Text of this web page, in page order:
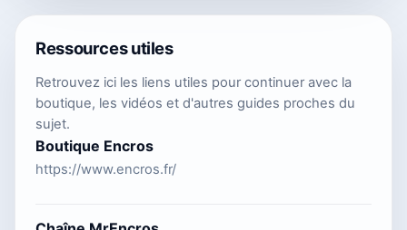
Ressources utiles
Retrouvez ici les liens utiles pour continuer avec la
boutique, les vidéos et d'autres guides proches du
sujet.
Boutique Encros
https://www.encros.fr/